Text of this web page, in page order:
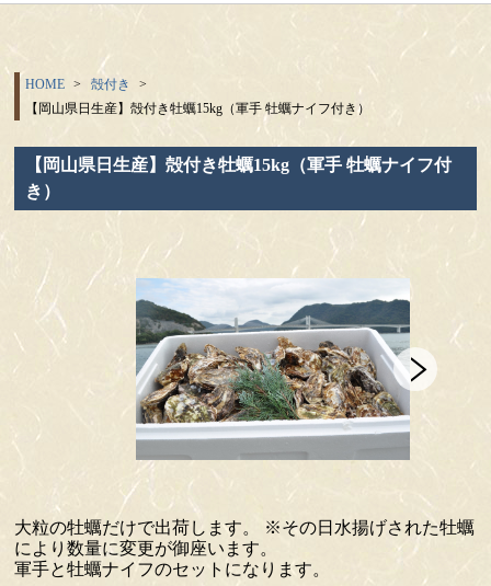
HOME
殻付き
【岡山県日生産】殻付き牡蠣15kg（軍手 牡蠣ナイフ付き）
【岡山県日生産】殻付き牡蠣15kg（軍手 牡蠣ナイフ付
き）
大粒の牡蠣だけで出荷します。 ※その日水揚げされた牡蠣
により数量に変更が御座います。
軍手と牡蠣ナイフのセットになります。